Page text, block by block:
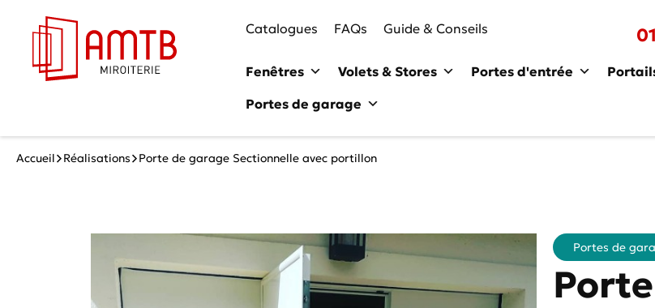
Catalogues FAQs Guide & Conseils
Fenêtres Volets & Stores Portes d'entrée
Portes de garage
Accueil Réalisations Porte de garage Sectionnelle avec portillon
Portes de